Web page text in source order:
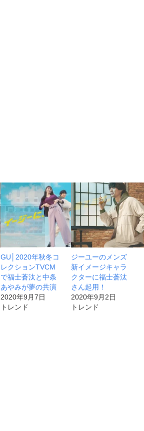
GU│2020年秋冬コ
レクションTVCM
で福士蒼汰と中条
あやみが夢の共演
2020年9月7日
トレンド
ジーユーのメンズ
新イメージキャラ
クターに福士蒼汰
さん起用！
2020年9月2日
トレンド